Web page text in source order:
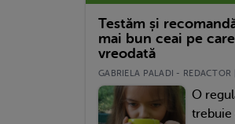
Testăm și
mai bun ceai pe
vreodată
GABRIELA PALADI -
O
trebuie